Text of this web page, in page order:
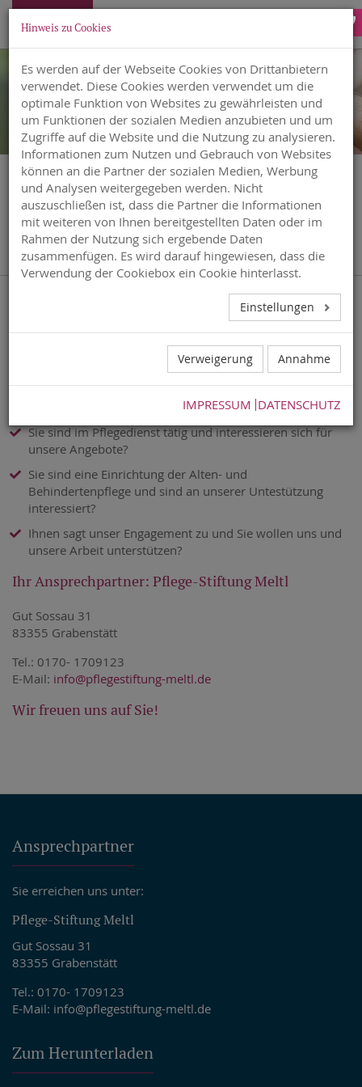
KONTAKT
Nehmen Sie Kontakt zu uns auf!
Sie sind im Pflegedienst tätig und interessieren sich für
unsere Angebote?
Sie sind eine Einrichtung der Alten- und
Behindertenpflege und sind an unserer Untestützung
interessiert?
Ihnen sagt unser Engagement zu und Sie wollen uns und
unsere Arbeit unterstützen?
Ihr Ansprechpartner: Pflege-Stiftung Meltl
Gut Sossau 31
83355 Grabenstätt
Tel.: 0170- 1709123
E-Mail: info@pflegestiftung-meltl.de
Wir freuen uns auf Sie!
Ansprechpartner
Sie erreichen uns unter:
Pflege-Stiftung Meltl
Gut Sossau 31
83355 Grabenstätt
Tel.: 0170- 1709123
E-Mail: info@pflegestiftung-meltl.de
Zum Herunterladen
Hinweis zu Cookies
Es werden auf der Webseite Cookies von Drittanbietern
verwendet. Diese Cookies werden verwendet um die
optimale Funktion von Websites zu gewährleisten und
um Funktionen der sozialen Medien anzubieten und um
Zugriffe auf die Website und die Nutzung zu analysieren.
Informationen zum Nutzen und Gebrauch von Websites
können an die Partner der sozialen Medien, Werbung
und Analysen weitergegeben werden. Nicht
auszuschließen ist, dass die Partner die Informationen
mit weiteren von Ihnen bereitgestellten Daten oder im
Rahmen der Nutzung sich ergebende Daten
zusammenfügen. Es wird darauf hingewiesen, dass die
Verwendung der Cookiebox ein Cookie hinterlasst.
Einstellungen
Verweigerung Annahme
IMPRESSUM DATENSCHUTZ